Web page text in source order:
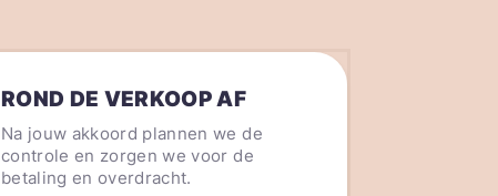
ROND DE VERKOOP AF
Na jouw akkoord plannen we de
controle en zorgen we voor de
betaling en overdracht.